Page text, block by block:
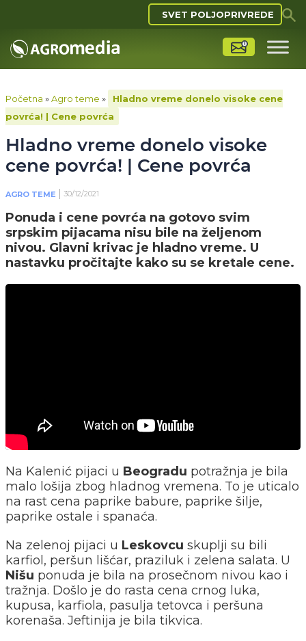
SVET POLJOPRIVREDE
Početna »Agro teme »
Hladno vreme donelo visoke cene
povrća! | Cene povrća
Hladno vreme donelo visoke
cene povrća! | Cene povrća
AGRO TEME 30/12/2021
Ponuda i cene povrća na gotovo svim
srpskim pijacama nisu bile na željenom
nivou. Glavni krivac je hladno vreme. U
nastavku pročitajte kako su se kretale cene.
Na Kalenić pijaci u Beogradu potražnja je bila
malo lošija zbog hladnog vremena. To je uticalo
na rast cena paprike babure, paprike šilje,
paprike ostale i spanaća.
Na zelenoj pijaci u Leskovcu skuplji su bili
karfiol, peršun lišćar, praziluk i zelena salata. U
Nišu ponuda je bila na prosečnom nivou kao i
tražnja. Došlo je do rasta cena crnog luka,
kupusa, karfiola, pasulja tetovca i peršuna
korenaša. Jeftinija je bila tikvica.